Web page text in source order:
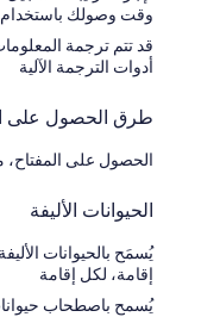
وقت وصولك باستخدام
قد تتم ترجمة
أدوات الترجمة الآلية
طرق الحصول على
الحصول على
الحيوانات الأليفة
إقامة، لكل إقامة
يُسمح باصطحاب